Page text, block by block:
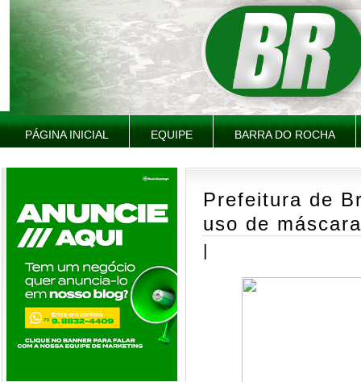
PÁGINA INICIAL EQUIPE BARRA DO ROCHA
Prefeitura de
uso de
|